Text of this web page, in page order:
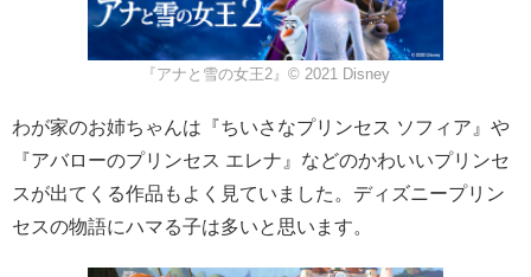
『アナと雪の女王2』© 2021 Disney
わが家のお姉ちゃんは『ちいさなプリンセス ソフィア』や
『アバローのプリンセス エレナ』などのかわいいプリンセ
スが出てくる作品もよく見ていました。ディズニープリン
セスの物語にハマる子は多いと思います。